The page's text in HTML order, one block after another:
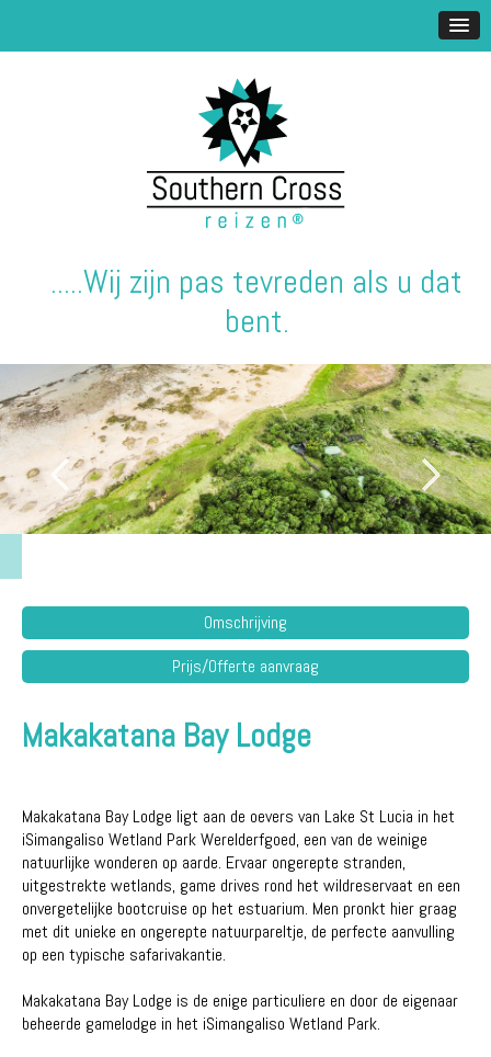
.....Wij zijn pas tevreden als u dat
bent.
Omschrijving
Prijs/Offerte aanvraag
Makakatana Bay Lodge
Makakatana Bay Lodge ligt aan de oevers van Lake St Lucia in het
iSimangaliso Wetland Park Werelderfgoed, een van de weinige
natuurlijke wonderen op aarde. Ervaar ongerepte stranden,
uitgestrekte wetlands, game drives rond het wildreservaat en een
onvergetelijke bootcruise op het estuarium. Men pronkt hier graag
met dit unieke en ongerepte natuurpareltje, de perfecte aanvulling
op een typische safarivakantie.
Makakatana Bay Lodge is de enige particuliere en door de eigenaar
beheerde gamelodge in het iSimangaliso Wetland Park.